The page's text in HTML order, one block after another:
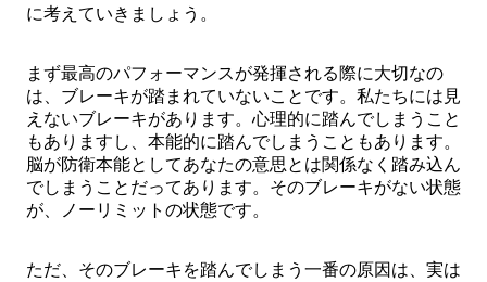
に考えていきましょう。
まず最高のパフォーマンスが発揮される際に大切なの
は、ブレーキが踏まれていないことです。私たちには見
えないブレーキがあります。心理的に踏んでしまうこと
もありますし、本能的に踏んでしまうこともあります。
脳が防衛本能としてあなたの意思とは関係なく踏み込ん
でしまうことだってあります。そのブレーキがない状態
が、ノーリミットの状態です。
ただ、そのブレーキを踏んでしまう一番の原因は、実は